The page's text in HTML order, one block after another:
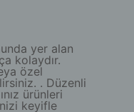
yer alan
kolaydır.
özel
. Düzenli
ürünleri
keyifle